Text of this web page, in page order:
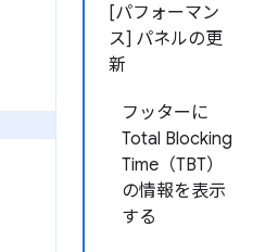
[パフォーマン
ス] パネルの更
新
フッターに
Total Blocking
Time（TBT）
の情報を表示
する